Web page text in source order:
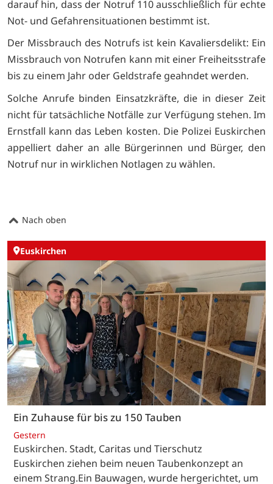
darauf hin, dass der Notruf 110 ausschließlich für echte
Not- und Gefahrensituationen bestimmt ist.
Der Missbrauch des Notrufs ist kein Kavaliersdelikt: Ein
Missbrauch von Notrufen kann mit einer Freiheitsstrafe
bis zu einem Jahr oder Geldstrafe geahndet werden.
Solche Anrufe binden Einsatzkräfte, die in dieser Zeit
nicht für tatsächliche Notfälle zur Verfügung stehen. Im
Ernstfall kann das Leben kosten. Die Polizei Euskirchen
appelliert daher an alle Bürgerinnen und Bürger, den
Notruf nur in wirklichen Notlagen zu wählen.
Nach oben
Euskirchen
Ein Zuhause für bis zu 150 Tauben
Gestern
Euskirchen. Stadt, Caritas und Tierschutz
Euskirchen ziehen beim neuen Taubenkonzept an
einem Strang.Ein Bauwagen, wurde hergerichtet, um